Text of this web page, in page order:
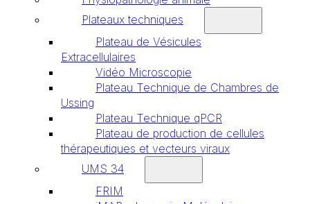
Plateaux techniques
Plateau de Vésicules
Extracellulaires
Vidéo Microscopie
Plateau Technique de Chambres de
Ussing
Plateau Technique qPCR
Plateau de production de cellules
thérapeutiques et vecteurs viraux
UMS 34
FRIM